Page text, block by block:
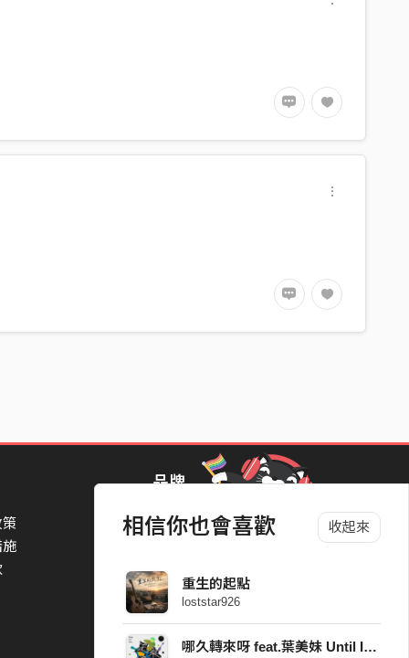
相信你也會喜歡 收起來
重生的起點
loststar926
哪久轉來呀 feat.葉美妹 Until I see you next time feat. Yeh Mei May
策
施
品牌
StreetVoice Awards 街聲音樂獎
Blow 吹音樂
Packer 派歌
SimpleLife 簡單生活節
ParkPark Carnival